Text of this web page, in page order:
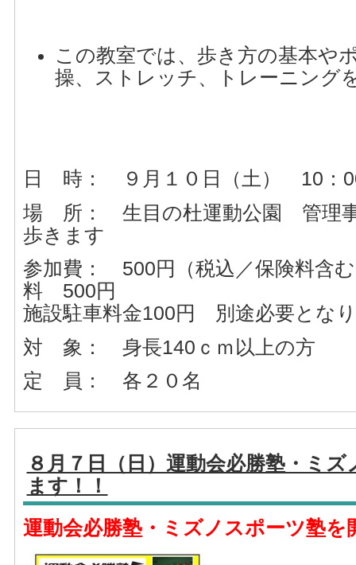
この教室では、歩き方の基本や
操、ストレッチ、トレーニング
日 時： ９月１０日（土） 10：
場 所： 生目の杜運動公園 管
歩きます
参加費： 500円（税込／保険料含
料 500円
施設駐車料金100円 別途必要とな
対 象： 身長140ｃｍ以上の方
定 員： 各２０名
８月７日（日）運動会必勝塾・ミ
ます！！
運動会必勝塾・ミズノスポーツ塾を